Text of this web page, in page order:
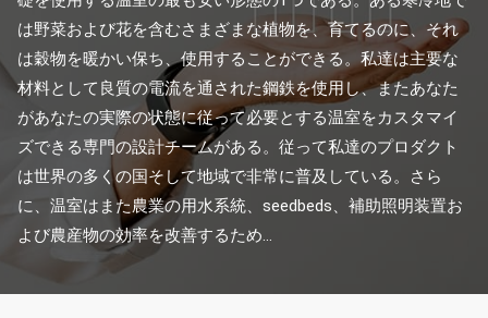
は野菜および花を含むさまざまな植物を、育てるのに、それ
は穀物を暖かい保ち、使用することができる。私達は主要な
材料として良質の電流を通された鋼鉄を使用し、またあなた
があなたの実際の状態に従って必要とする温室をカスタマイ
ズできる専門の設計チームがある。従って私達のプロダクト
は世界の多くの国そして地域で非常に普及している。さら
に、温室はまた農業の用水系統、seedbeds、補助照明装置お
よび農産物の効率を改善するため...